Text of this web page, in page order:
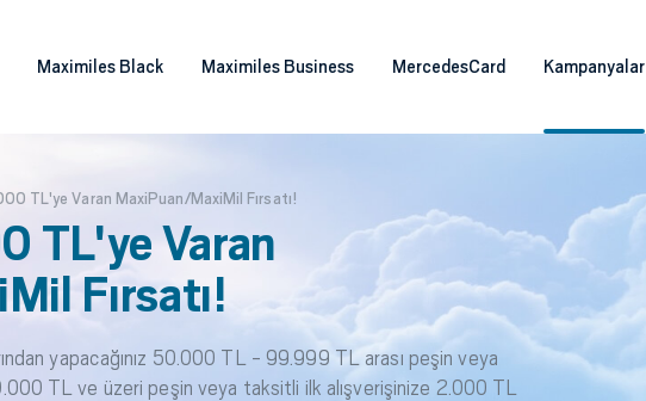
Maximiles Black Maximiles Business MercedesCard Kampanyalar
TL'ye Varan MaxiPuan/MaxiMil Fırsatı!
TL'ye Varan
Fırsatı!
yapacağınız 50.000 TL - 99.999 TL arası peşin veya
TL ve üzeri peşin veya taksitli ilk alışverişinize 2.000 TL